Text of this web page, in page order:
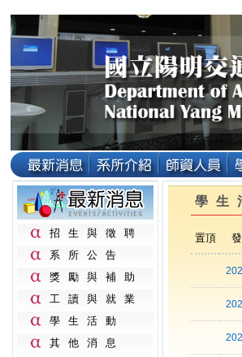
招生與徵聘
系所公告
獎勵與補助
工讀與就業
學生活動
其他消息
學生
置頂